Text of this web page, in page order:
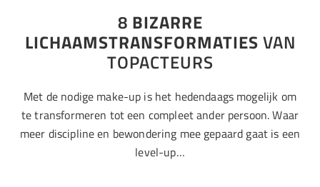
8 BIZARRE
LICHAAMSTRANSFORMATIESVAN
TOPACTEURS
Met de nodige make-up is het hedendaags mogelijk om
te transformeren tot een compleet ander persoon. Waar
meer discipline en bewondering mee gepaard gaat is een
level-up…